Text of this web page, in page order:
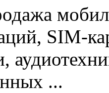
SIM-
...